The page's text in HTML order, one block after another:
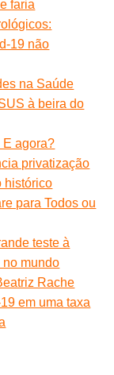
faria
19 não
na Saúde
à beira do
E agora?
privatização
histórico
para Todos ou
teste à
mundo
Rache
em uma taxa